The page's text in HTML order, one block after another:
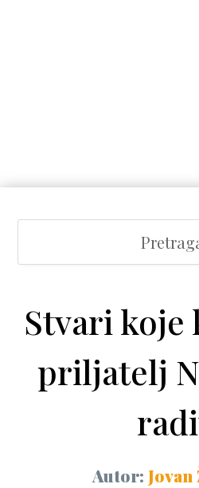
Stvari koje
priljatelj
Autor: